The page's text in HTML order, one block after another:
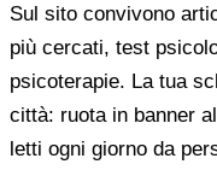
Sul sito convivono
più cercati, test
psicoterapie. La tua
città: ruota in banner
letti ogni giorno da